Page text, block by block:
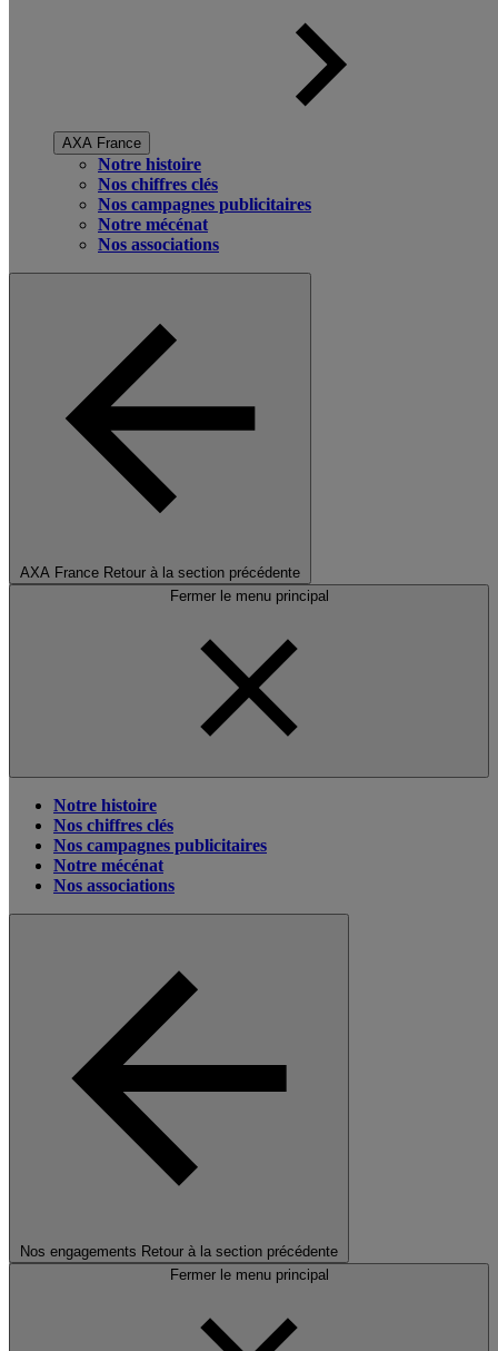
AXA France
Notre histoire
Nos chiffres clés
Nos campagnes publicitaires
Notre mécénat
Nos associations
AXA France Retour à la section précédente
Fermer le menu principal
Notre histoire
Nos chiffres clés
Nos campagnes publicitaires
Notre mécénat
Nos associations
Nos engagements Retour à la section précédente
Fermer le menu principal